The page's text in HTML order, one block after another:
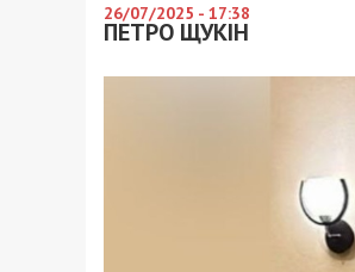
26/07/2025 - 17:38
ПЕТРО ЩУКІН